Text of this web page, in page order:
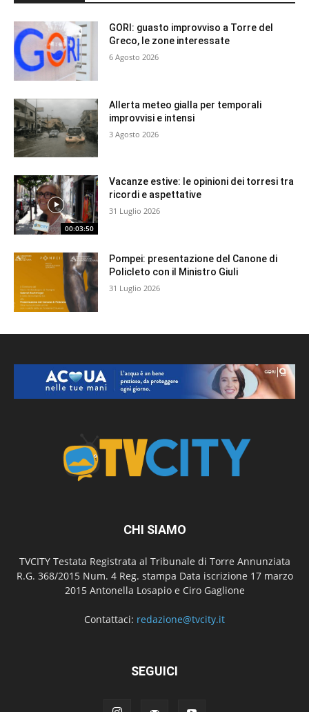
GORI: guasto improvviso a Torre del
Greco, le zone interessate
6 Agosto 2026
Allerta meteo gialla per temporali
improvvisi e intensi
3 Agosto 2026
00:03:50
Vacanze estive: le opinioni dei torresi tra
ricordi e aspettative
31 Luglio 2026
Pompei: presentazione del Canone di
Policleto con il Ministro Giuli
31 Luglio 2026
CHI SIAMO
TVCITY Testata Registrata al Tribunale di Torre Annunziata
R.G. 368/2015 Num. 4 Reg. stampa Data iscrizione 17 marzo
2015 Antonella Losapio e Ciro Gaglione
Contattaci: redazione@tvcity.it
SEGUICI